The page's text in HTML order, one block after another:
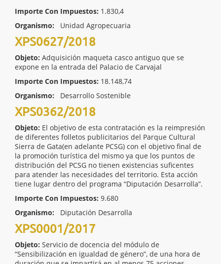
Importe Con Impuestos: 1.830,4
Organismo:
Unidad Agropecuaria
XPS0627/2018
Objeto: Adquisición maqueta casco antiguo que se
expone en la entrada del Palacio de Carvajal
Importe Con Impuestos: 18.148,74
Organismo:
Desarrollo Sostenible
XPS0362/2018
Objeto: El objetivo de esta contratación es la reimpresión
de diferentes folletos publicitarios del Parque Cultural
Sierra de Gata(en adelante PCSG) con el objetivo final de
la promoción turística del mismo ya que los puntos de
distribución del PCSG no tienen existencias suficentes
para atender las necesidades del territorio. Esta acción
tiene lugar dentro del programa “Diputación Desarrolla”.
Importe Con Impuestos: 9.680
Organismo:
Diputación Desarrolla
XPS0001/2017
Objeto: Servicio de docencia del módulo de
“Sensibilización en igualdad de género”, de una hora de